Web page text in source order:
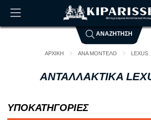
Το καλάθι αγορών
ΑΝΑΖΗΤΗΣΗ
ΑΡΧΙΚΗ ΑΝΑ ΜΟΝΤΕΛΟ LEXUS
ΑΝΤΑΛΛΑΚΤΙΚΑ
ΥΠΟΚΑΤΗΓΟΡΙΕΣ